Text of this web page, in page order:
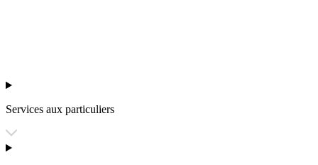
Services aux particuliers